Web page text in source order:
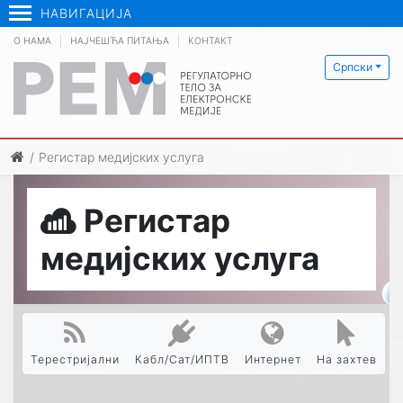
НАВИГАЦИЈА
Српски
О НАМА НАЈЧЕШЋА ПИТАЊА КОНТАКТ
Регистар медијских услуга
Регистар
медијских услуга
Терестријални Кабл/Сат/ИПТВ Интернет На захтев